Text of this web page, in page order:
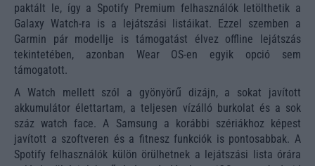
paktált le, így a Spotify Premium felhasználók letölthetik a
Galaxy Watch-ra is a lejátszási listáikat. Ezzel szemben a
Garmin pár modellje is támogatást élvez offline lejátszás
tekintetében, azonban Wear OS-en egyik opció sem
támogatott.
A Watch mellett szól a gyönyörű dizájn, a sokat javított
akkumulátor élettartam, a teljesen vízálló burkolat és a sok
száz watch face. A Samsung a korábbi szériákhoz képest
javított a szoftveren és a fitnesz funkciók is pontosabbak. A
Spotify felhasználók külön örülhetnek a lejátszási lista órára